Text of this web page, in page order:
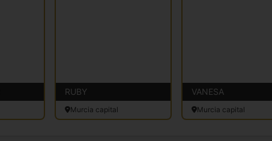
RUBY
Murcia capital
VANESA
Murcia capital